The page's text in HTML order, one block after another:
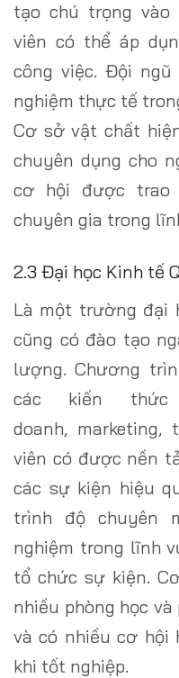
tạo chú trọng
viên có thể áp
công việc. Đội
nghiệm thực tế
Cơ sở vật chất
chuyên dụng cho
cơ hội được trao
chuyên gia trong
2.3 Đại học Kinh tế
Là một trường đại
cũng có đào tạo
lượng. Chương
các kiến
doanh,
viên có được nền
các sự kiện hiệu
trình độ chuyên
nghiệm trong lĩnh
tổ chức sự kiện.
nhiều phòng học
và có nhiều cơ hội
khi tốt nghiệp.